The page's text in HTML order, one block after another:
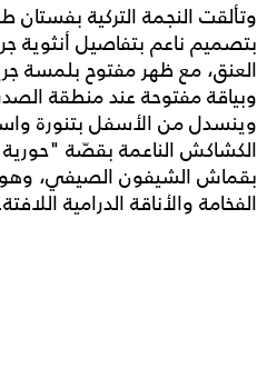
وتألقت النجمة التركية بفستان
بتصميم ناعم بتفاصيل أنثوية
العنق، مع ظهر مفتوح بلمسة
وينسدل من الأسفل بتنورة
الكشاكش الناعمة بقصّة "حورية
بقماش الشيفون الصيفي، وهو
الفخامة والأناقة الدرامية اللافتة.